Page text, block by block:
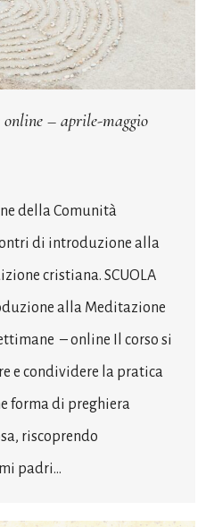
online – aprile-maggio
della Comunità
di introduzione alla
cristiana. SCUOLA
alla Meditazione
– online Il corso si
e condividere la pratica
forma di preghiera
riscoprendo
padri…